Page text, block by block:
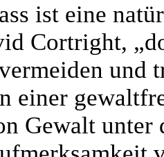
ist eine
Cortright,
und
einer
Gewalt unter